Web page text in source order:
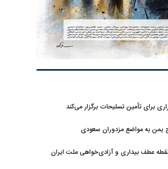
برای تأمین تسلیحات برگزار می‌کند
یمن به مواضع مزدوران سعودی
عطف بیداری و آزادی‌خواهی ملت ایران